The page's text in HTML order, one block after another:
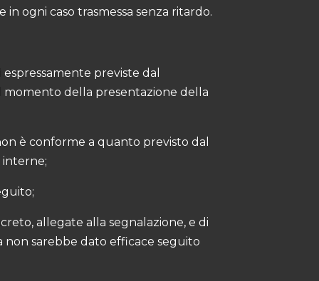
ogni caso trasmessa senza ritardo.
espressamente previste dal
momento della presentazione della
è conforme a quanto previsto dal
interne;
allegate alla segnalazione, e di
non sarebbe dato efficace seguito